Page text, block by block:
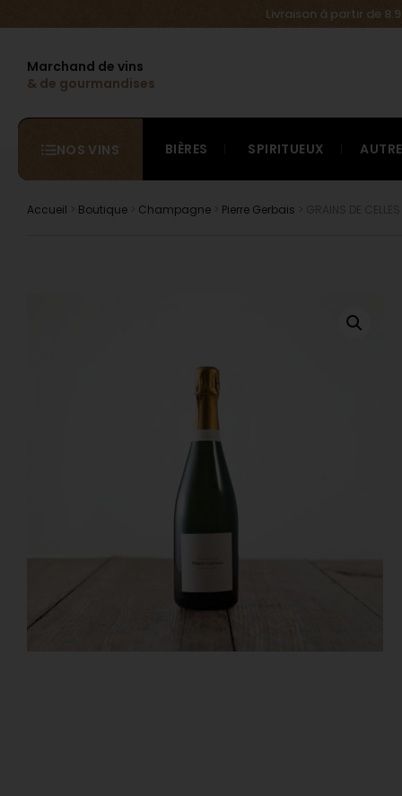
Livraison à partir de
Marchand de vins
& de gourmandises
NOS VINS BIÈRES SPIRITUEUX
Accueil Boutique Champagne Pierre Gerbais